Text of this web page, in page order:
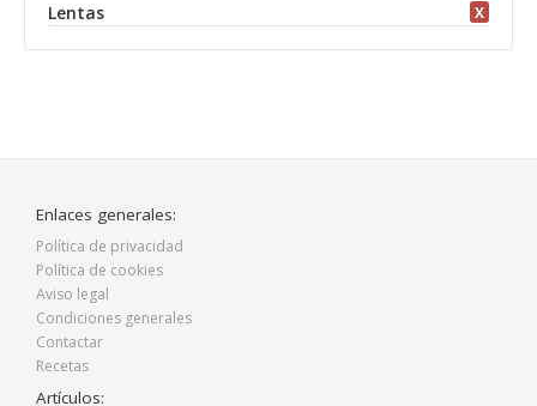
Lentas
X
Enlaces generales:
Política de privacidad
Política de cookies
Aviso legal
Condiciones generales
Contactar
Recetas
Artículos: